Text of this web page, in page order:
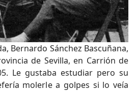
Bernardo Sánchez Bascuñana,
de Sevilla, en Carrión de
Le gustaba estudiar pero su
molerle a golpes si lo veía